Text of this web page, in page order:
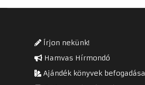
Írjon nekünk!
Hamvas Hírmondó
Ajándék könyvek befogadása